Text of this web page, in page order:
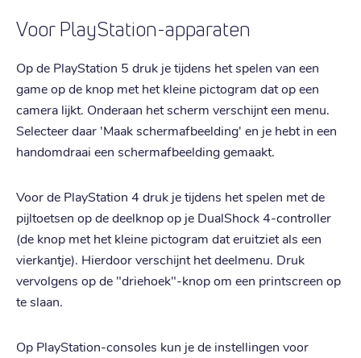
Voor PlayStation-apparaten
Op de PlayStation 5 druk je tijdens het spelen van een
game op de knop met het kleine pictogram dat op een
camera lijkt. Onderaan het scherm verschijnt een menu.
Selecteer daar 'Maak schermafbeelding' en je hebt in een
handomdraai een schermafbeelding gemaakt.
Voor de PlayStation 4 druk je tijdens het spelen met de
pijltoetsen op de deelknop op je DualShock 4-controller
(de knop met het kleine pictogram dat eruitziet als een
vierkantje). Hierdoor verschijnt het deelmenu. Druk
vervolgens op de "driehoek"-knop om een printscreen op
te slaan.
Op PlayStation-consoles kun je de instellingen voor